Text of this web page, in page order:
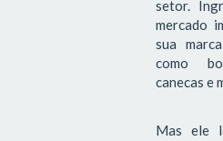
setor.
mercado
sua
como
canecas e
Mas ele